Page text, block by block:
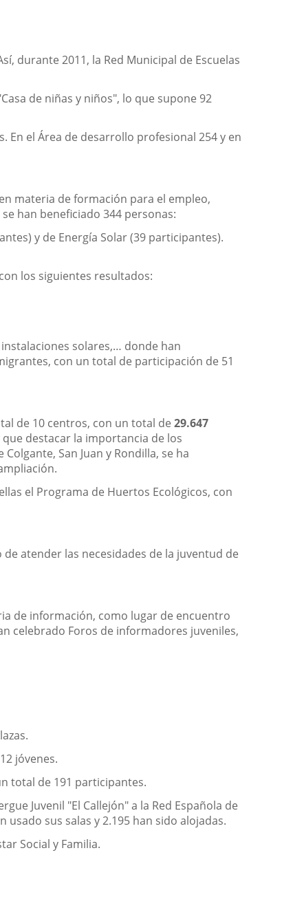
durante 2011, la Red Municipal de Escuelas
de niñas y niños", lo que supone 92
En el Área de desarrollo profesional 254 y en
materia de formación para el empleo,
han beneficiado 344 personas:
y de Energía Solar (39 participantes).
los siguientes resultados:
solares,… donde han
con un total de participación de 51
de 10 centros, con un total de29.647
destacar la importancia de los
San Juan y Rondilla, se ha
el Programa de Huertos Ecológicos, con
atender las necesidades de la juventud de
de información, como lugar de encuentro
celebrado Foros de informadores juveniles,
jóvenes.
total de 191 participantes.
Juvenil "El Callejón" a la Red Española de
sus salas y 2.195 han sido alojadas.
Social y Familia.